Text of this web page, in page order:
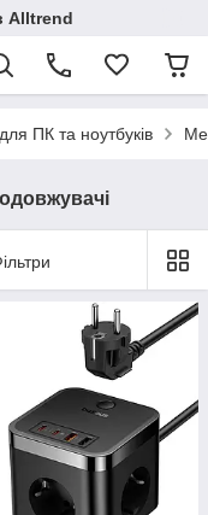
Alltrend
ПК та ноутбуків